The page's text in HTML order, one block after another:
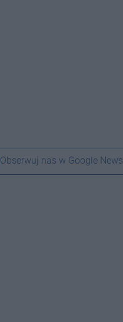
Obserwuj nas w Google News